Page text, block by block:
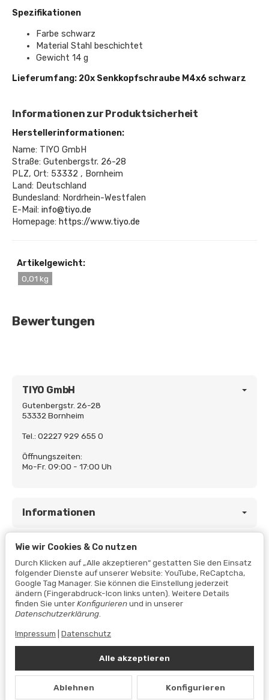
Spezifikationen
Farbe schwarz
Material Stahl beschichtet
Gewicht 14 g
Lieferumfang: 20x Senkkopfschraube M4x6 schwarz
Informationen zur Produktsicherheit
Herstellerinformationen:
Name: TIYO GmbH
Straße: Gutenbergstr. 26-28
PLZ, Ort: 53332 , Bornheim
Land: Deutschland
Bundesland: Nordrhein-Westfalen
E-Mail: info@tiyo.de
Homepage: https://www.tiyo.de
Artikelgewicht:
0,01 kg
Bewertungen
TIYO GmbH
Gutenbergstr. 26-28
53332 Bornheim
Tel.: 02227 929 655 0
Öffnungszeiten:
Mo-Fr. 09:00 - 17:00 Uh
Informationen
Gesetzliche Informationen
Vertrag widerrufen
Alle akzeptieren
Ablehnen Konfigurieren
Wie wir Cookies & Co nutzen
Durch Klicken auf „Alle akzeptieren“ gestatten Sie den Einsatz
folgender Dienste auf unserer Website: YouTube, ReCaptcha,
Google Tag Manager. Sie können die Einstellung jederzeit
ändern (Fingerabdruck-Icon links unten). Weitere Details
finden Sie unterKonfigurierenund in unserer
Datenschutzerklärung.
Impressum Datenschutz